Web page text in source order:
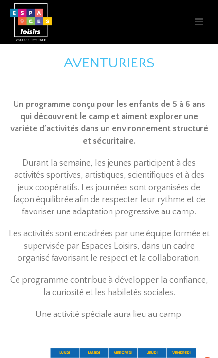
AVENTURIERS
Un programme conçu pour les enfants de 5 à 6 ans
qui découvrent le camp et aiment explorer une
variété d’activités dans un environnement structuré
et sécuritaire.
Durant la semaine, les jeunes participent à des
activités sportives, artistiques, scientifiques et à des
jeux coopératifs. Les journées sont organisées de
façon équilibrée afin de respecter leur rythme et de
favoriser une adaptation progressive au camp.
Les activités sont encadrées par une équipe formée et
supervisée par Espaces Loisirs, dans un cadre
organisé favorisant le respect et la collaboration.
Ce programme contribue à développer la confiance,
la curiosité et les habiletés sociales.
Une activité spéciale aura lieu au camp.